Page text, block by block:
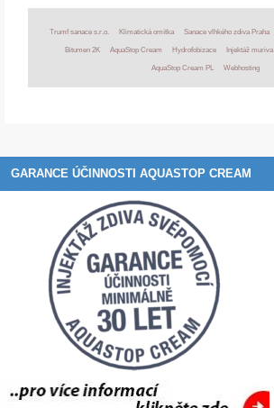
Trumf sanace s.r.o. Klimatická omítka Sanace vlhkého zdiva Praha
Bitumen 2K AquaStop Cream Hydrofobizace Injektáž muriva
AquaStop Cream PL Webhosting
GARANCE ÚČINNOSTI AQUASTOP CREAM